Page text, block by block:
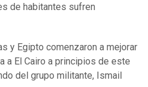
de habitantes sufren
y Egipto comenzaron a mejorar
a El Cairo a principios de este
del grupo militante, Ismail